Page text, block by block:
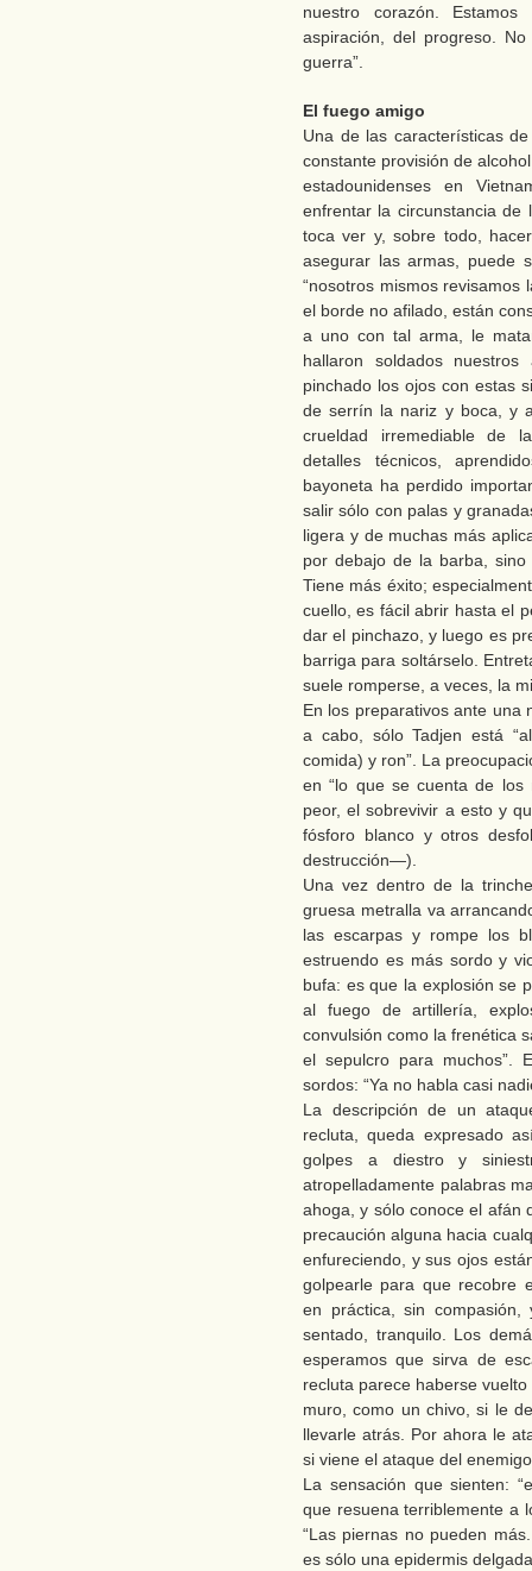
nuestro corazón.
aspiración, del progreso.
guerra”.
El fuego amigo
Una de las características
constante provisión de
estadounidenses en
enfrentar la circunstancia
toca ver y, sobre todo,
asegurar las armas, puede
“nosotros mismos
el borde no afilado, están
a uno con tal arma, le
hallaron soldados
pinchado los ojos con estas
de serrín la nariz y boca, y
crueldad irremediable de
detalles técnicos,
bayoneta ha perdido
salir sólo con palas y
ligera y de muchas más
por debajo de la barba,
Tiene más éxito;
cuello, es fácil abrir hasta el
dar el pinchazo, y luego es
barriga para soltárselo.
suele romperse, a veces, la
En los preparativos ante una
a cabo, sólo Tadjen está
comida) y ron”. La
en “lo que se cuenta de los
peor, el sobrevivir a esto y
fósforo blanco y otros
destrucción—).
Una vez dentro de la
gruesa metralla va
las escarpas y rompe los
estruendo es más sordo y
bufa: es que la explosión se
al fuego de artillería,
convulsión como la frenética
el sepulcro para muchos”.
sordos: “Ya no habla casi
La descripción de un
recluta, queda expresado
golpes a diestro y
atropelladamente palabras
ahoga, y sólo conoce el afán
precaución alguna hacia
enfureciendo, y sus ojos
golpearle para que recobre
en práctica, sin
sentado, tranquilo. Los
esperamos que sirva de
recluta parece haberse
muro, como un chivo, si le
llevarle atrás. Por ahora le
si viene el ataque del
La sensación que sienten:
que resuena terriblemente a
“Las piernas no pueden
es sólo una epidermis